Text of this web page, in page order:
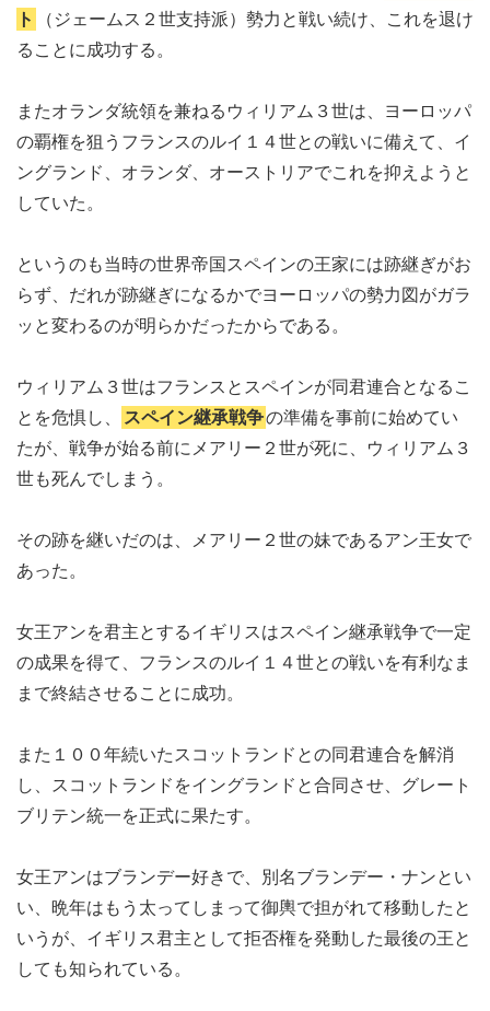
ト
（ジェームス２世支持派）勢力と戦い続け、これを退け
ることに成功する。
またオランダ統領を兼ねるウィリアム３世は、ヨーロッパ
の覇権を狙うフランスのルイ１４世との戦いに備えて、イ
ングランド、オランダ、オーストリアでこれを抑えようと
していた。
というのも当時の世界帝国スペインの王家には跡継ぎがお
らず、だれが跡継ぎになるかでヨーロッパの勢力図がガラ
ッと変わるのが明らかだったからである。
ウィリアム３世はフランスとスペインが同君連合となるこ
とを危惧し、
スペイン継承戦争の準備を事前に始めてい
たが、戦争が始る前にメアリー２世が死に、ウィリアム３
世も死んでしまう。
その跡を継いだのは、メアリー２世の妹であるアン王女で
あった。
女王アンを君主とするイギリスはスペイン継承戦争で一定
の成果を得て、フランスのルイ１４世との戦いを有利なま
まで終結させることに成功。
また１００年続いたスコットランドとの同君連合を解消
し、スコットランドをイングランドと合同させ、グレート
ブリテン統一を正式に果たす。
女王アンはブランデー好きで、別名ブランデー・ナンとい
い、晩年はもう太ってしまって御輿で担がれて移動したと
いうが、イギリス君主として拒否権を発動した最後の王と
しても知られている。